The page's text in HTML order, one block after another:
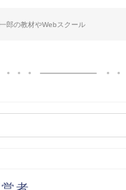
郎の教材やWebスクール